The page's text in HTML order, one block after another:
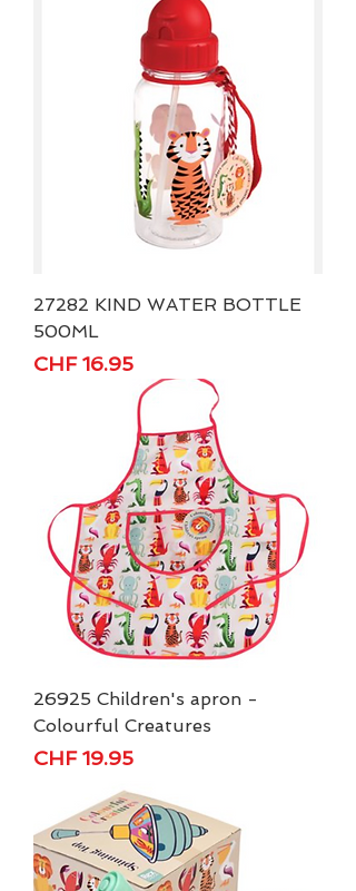
27282 KIND WATER BOTTLE
500ML
Preis
CHF 16.95
26925 Children's apron -
Colourful Creatures
Preis
CHF 19.95